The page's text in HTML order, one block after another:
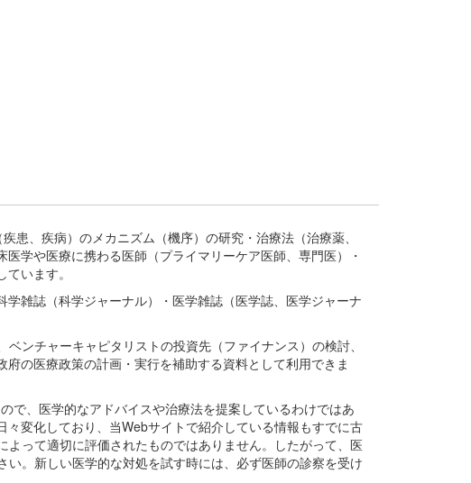
、疾病）のメカニズム（機序）の研究・治療法（治療薬、
学や医療に携わる医師（プライマリーケア医師、専門医）・
います。
雑誌（科学ジャーナル）・医学雑誌（医学誌、医学ジャーナ
ンチャーキャピタリストの投資先（ファイナンス）の検討、
の医療政策の計画・実行を補助する資料として利用できま
で、医学的なアドバイスや治療法を提案しているわけではあ
変化しており、当Webサイトで紹介している情報もすでに古
って適切に評価されたものではありません。したがって、医
。新しい医学的な対処を試す時には、必ず医師の診察を受け